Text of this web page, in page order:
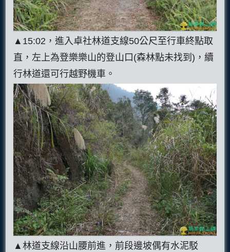
▲15:02，進入卓社林道支線50公尺至行車終點取
直，左上為登樂樂山的登山口(森林點未找到)，續
行林道還可行越野機車。
▲林道支線沿山腰前進，前段邊坡偶有水泥駁